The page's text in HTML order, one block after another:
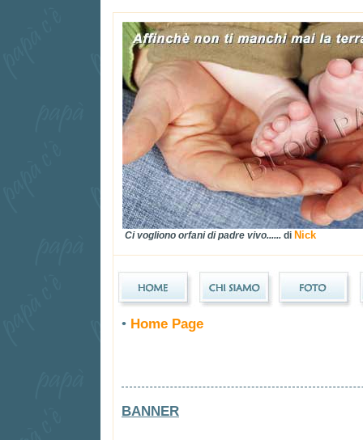
Ci vogliono orfani di padre vivo...... di Nick
• Home Page
BANNER